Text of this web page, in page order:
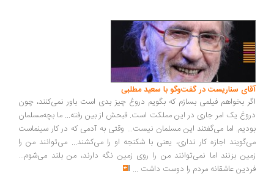
آقای سناریست در گفت‌وگو با سعید مطلبی
اگر بخواهم فیلمی بسازم که بگویم دروغ چیز بدی است باور نمی‌کنند، چون
دروغ یک امر جاری در این مملکت است. قبحش از بین رفته... ما بچه‌مسلمان
بودیم. اما می‌گفتند این مسلمان نیست... وقتی به آدمی که در کار سینماست
می‌گویند اجازه کار نداری، یعنی با شکنجه او را می‌کشند... می‌توانند من را
زمین بزنند اما نمی‌توانند من را روی زمین نگه دارند، من بلند می‌شوم...
فردین عاشقانه مردم را دوست داشت ...